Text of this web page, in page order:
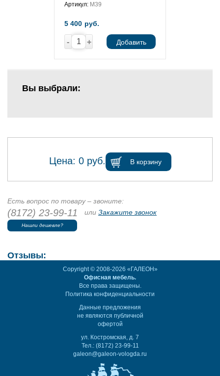
Артикул: М39
5 400 руб.
- + Добавить
Вы выбрали:
Цена: 0руб. В корзину
Есть вопрос по товару – звоните:
(8172) 23-99-11 или Закажите звонок
Нашли дешевле?
Отзывы:
Copyright © 2008-2026 «ГАЛЕОН»
Офисная мебель.
Все права защищены.
Политика конфиденциальности
Данные предложения
не являются публичной
офертой
ул. Костромская, д. 7
Тел.: (8172) 23-99-11
galeon@galeon-vologda.ru